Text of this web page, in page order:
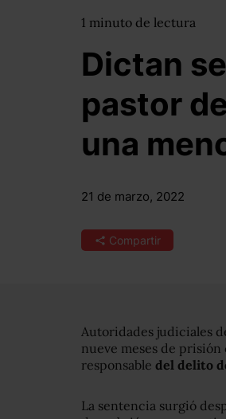
1 minuto de lectura
Dictan
pastor
una
21 de marzo, 2022
Compartir
Autoridades judiciales
nueve meses de prisión
responsable del delito
La sentencia surgió